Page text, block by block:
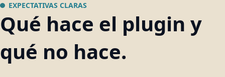
EXPECTATIVAS CLARAS
Qué hace el plugin y
qué no hace.